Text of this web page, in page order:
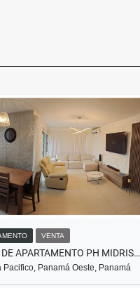
VENTA
VENTA DE APARTAMENTO PH MIDRISE 3 REC + DEP + 2 PARK- PANAMA PACÍFICO
Pacifico, Panamá Oeste, Panamá